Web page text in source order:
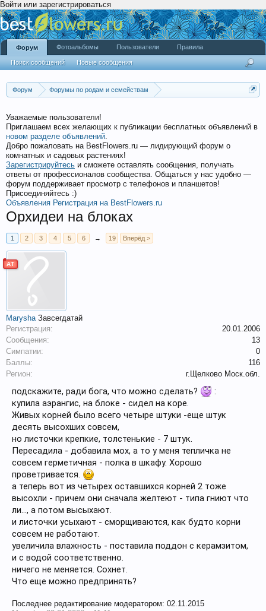
Войти или зарегистрироваться
Форум
Форумы по родам и семействам
Уход и содержание орхидей. Общая информация.
Уважаемые пользователи!
Приглашаем всех желающих к публикации бесплатных объявлений в
новом разделе объявлений.
Добро пожаловать на BestFlowers.ru — лидирующий форум о
комнатных и садовых растениях!
Зарегистрируйтесь и сможете оставлять сообщения, получать
ответы от профессионалов сообщества. Общаться у нас удобно —
форум поддерживает просмотр с телефонов и планшетов!
Присоединяйтесь :)
Объявления Регистрация на BestFlowers.ru
Орхидеи на блоках
1 2 3 4 5 6 → 19 Вперёд >
АТ
Marysha Завсегдатай
Регистрация:
20.01.2006
Сообщения:
13
Симпатии:
0
Баллы:
116
Регион:
г.Щелково Моск.обл.
подскажите, ради бога, что можно сделать?
:
купила аэрангис, на блоке - сидел на коре.
Живых корней было всего четыре штуки -еще штук
десять высохших совсем,
но листочки крепкие, толстенькие - 7 штук.
Пересадила - добавила мох, а то у меня тепличка не
совсем герметичная - полка в шкафу. Хорошо
проветривается.
а теперь вот из четырех оставшихся корней 2 тоже
высохли - причем они сначала желтеют - типа гниют что
ли..., а потом высыхают.
и листочки усыхают - сморщиваются, как будто корни
совсем не работают.
увеличила влажность - поставила поддон с керамзитом,
и с водой соответственно.
ничего не меняется. Сохнет.
Что еще можно предпринять?
Последнее редактирование модератором: 02.11.2015
Форум
Поиск сообщений Новые сообщения
Фотоальбомы Пользователи Правила